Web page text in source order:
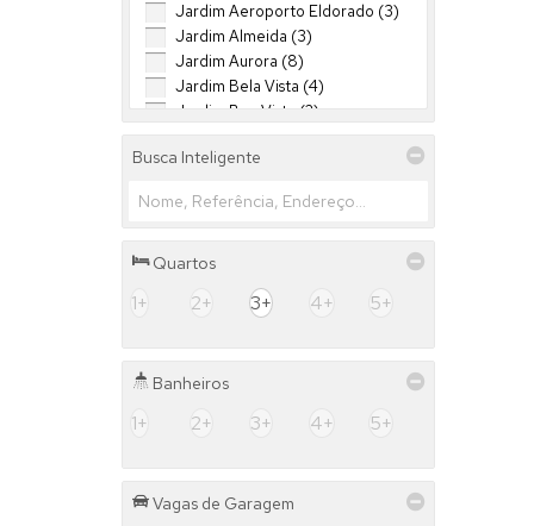
Jardim Aeroporto Eldorado (3)
Jardim Almeida (3)
Jardim Aurora (8)
Jardim Bela Vista (4)
Jardim Boa Vista (2)
Jardim Canadá (4)
Jardim das Acácias (1)
Jardim Del Plata (2)
Jardim Del Plata II (1)
Jardim do Trevo (8)
Jardim Dona Tereza (3)
Jardim dos Jacarandás Fase 1 (4)
Jardim Flamboyant (5)
Jardim Guanabara (1)
Jardim Itália (1)
Jardim Lucas Teixeira (2)
Jardim Maestro Mourão (4)
Busca Inteligente
Quartos
1+ 2+ 3+ 4+ 5+
Banheiros
1+ 2+ 3+ 4+ 5+
Vagas de Garagem